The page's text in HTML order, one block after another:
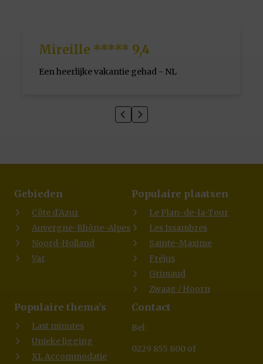
Mireille ***** 9,4
Een heerlijke vakantie gehad - NL
Gebieden
Côte d'Azur
Auvergne-Rhône-Alpes
Noord-Holland
Var
Populaire plaatsen
Le Plan-de-la-Tour
Les Issambres
Sainte-Maxime
Fréjus
Grimaud
Zwaag / Hoorn
Populaire thema's
Last minutes
Unieke ligging
XL Accommodatie
Contact
Bel:
0229 855 800 of